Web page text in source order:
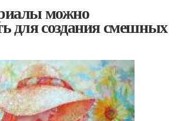
можно
для создания смешных